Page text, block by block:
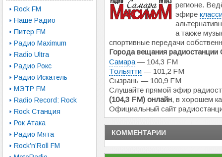
Rock FM
Наше Радио
Питер FM
Радио Maximum
Radio Ultra
Радио Рокс
Радио Искатель
МЭТР FM
Radio Record: Rock
Rock Станция
Рок Атака
Радио Мята
Rock’n’Roll FM
регионе.
эфире
а также
спортивные передачи
Города вещания
Самара — 104,3 FM
Тольятти — 101,2 FM
Сызрань — 100,9 FM
Слушайте прямой эфир
(104,3 FM) онлайн, в хорошем
Официальный сайт
КОММЕНТАРИИ